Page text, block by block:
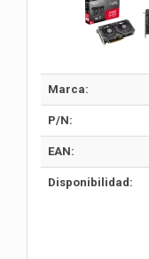
Marca:
P/N:
EAN:
Disponibilidad: